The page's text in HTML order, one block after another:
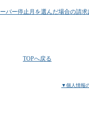
バー停止月を選んだ場合の請
TOPへ戻る
▼個人情報